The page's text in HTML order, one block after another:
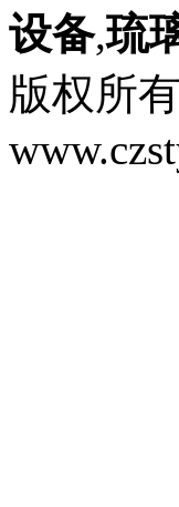
设备,琉
版权所